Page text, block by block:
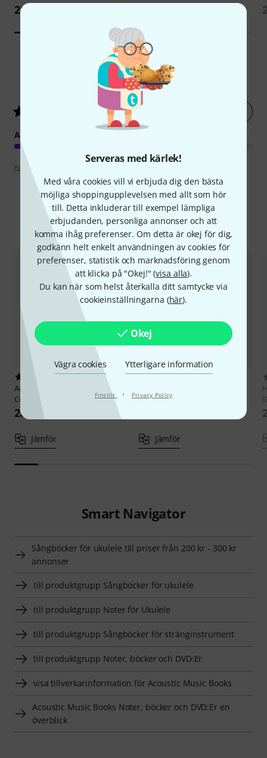
Serveras med kärlek!
Med våra cookies vill vi erbjuda dig den bästa
möjliga shoppingupplevelsen med allt som hör
till. Detta inkluderar till exempel lämpliga
erbjudanden, personliga annonser och att
komma ihåg preferenser. Om detta är okej för dig,
godkänn helt enkelt användningen av cookies för
preferenser, statistik och marknadsföring genom
att klicka på "Okej!" (visa alla).
Du kan när som helst återkalla ditt samtycke via
cookieinställningarna (här).
Okej
Vägra cookies Ytterligare information
Finstilt · Privacy Policy
285 kr
4Kundbetyg
4.5/ 5
ARRANGEMANG
Poängpolicy
Jämför alternativ
2
Acoustic Music Books
More
Celtic Ballads
284 kr
Jämför
17
Gesang/Ukulele
Jämför
Smart Navigator
Sångböcker för ukulele till priser från 200 kr - 300 kr
annonser
till produktgrupp Sångböcker för ukulele
till produktgrupp Noter för Ukulele
till produktgrupp Sångböcker för stränginstrument
till produktgrupp Noter, böcker och DVD:Er
visa tillverkarinformation för Acoustic Music Books
Acoustic Music Books Noter, böcker och DVD:Er en
överblick